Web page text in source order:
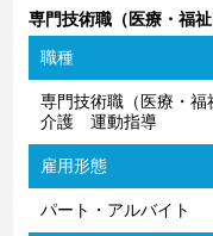
専門技術職（医療・福祉
職種
専門技術職（医療・福
介護 運動指導
雇用形態
パート・アルバイト